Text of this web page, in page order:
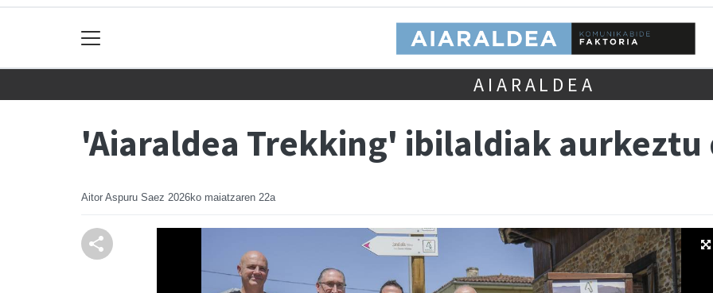
AIARALDEA
'Aiaraldea Trekking' ibilaldiak
Aitor Aspuru Saez 2026ko maiatzaren 22a